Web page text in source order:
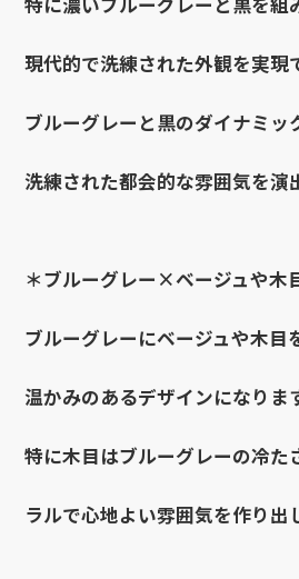
現代的で洗練された外観を実現
ブルーグレーと黒のダイナミッ
洗練された都会的な雰囲気を演
＊ブルーグレー×ベージュや木
ブルーグレーにベージュや木目
温かみのあるデザインになりま
特に木目はブルーグレーの冷た
ラルで心地よい雰囲気を作り出